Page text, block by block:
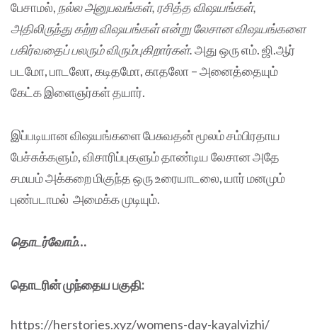
பேசாமல், நல்ல அனுபவங்கள், ரசித்த விஷயங்கள்,
அதிலிருந்து கற்ற விஷயங்கள் என்று லேசான விஷயங்களை
பகிர்வதைப் பலரும் விரும்புகிறார்கள்.அது ஒரு எம். ஜி.ஆர்
படமோ, பாடலோ, கடிதமோ, காதலோ – அனைத்தையும்
கேட்க இளைஞர்கள் தயார்.
இப்படியான விஷயங்களை பேசுவதன் மூலம் சம்பிரதாய
பேச்சுக்களும், விசாரிப்புகளும் தாண்டிய லேசான அதே
சமயம் அக்கறை மிகுந்த ஒரு உரையாடலை, யார் மனமும்
புண்படாமல் அமைக்க முடியும்.
தொடர்வோம்…
தொடரின் முந்தைய பகுதி:
https://herstories.xyz/womens-day-kayalvizhi/